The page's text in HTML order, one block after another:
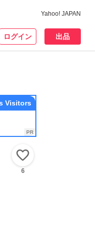
Yahoo! JAPAN
ログイン 出品
Visitors
6